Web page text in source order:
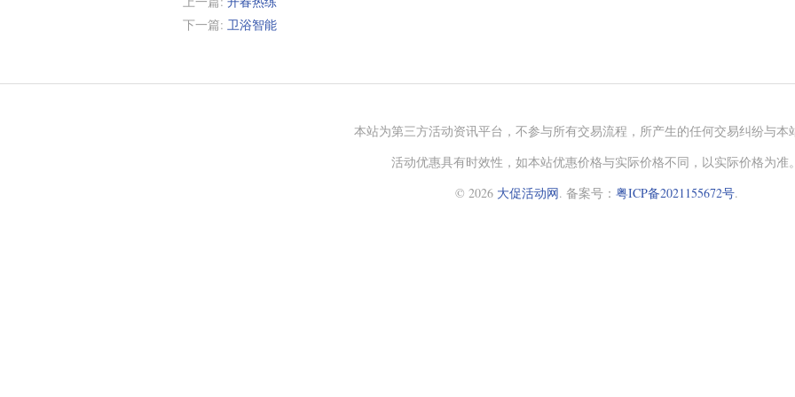
下一篇: 卫浴智能
本站为第三方活动资讯平台，不参与所有交易流程，所产生的任何交易纠纷与本
活动优惠具有时效性，如本站优惠价格与实际价格不同，以实际价格为准。
© 2026 大促活动网. 备案号： 粤ICP备2021155672号.